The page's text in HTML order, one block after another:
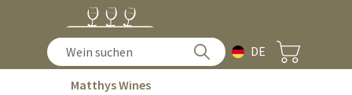
DE
Matthys Wines